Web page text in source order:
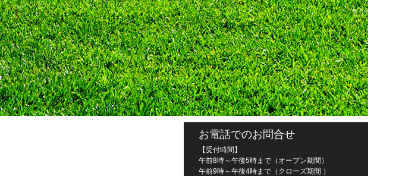
お電話でのお問合せ
【受付時間】
午前8時～午後5時まで（オープン期間）
午前9時～午後4時まで（クローズ期間 ）